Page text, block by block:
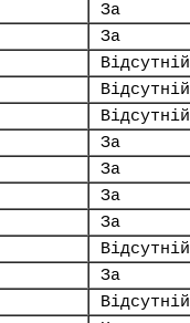
За
За
Відсутній
Відсутній
Відсутній
За
За
За
За
Відсутній
За
Відсутній